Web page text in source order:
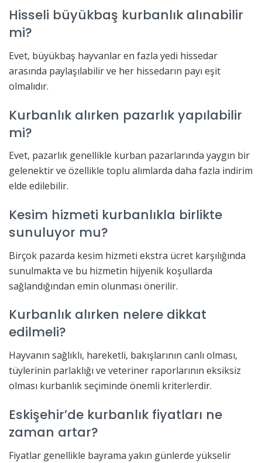
Hisseli büyükbaş kurbanlık alınabilir
mi?
Evet, büyükbaş hayvanlar en fazla yedi hissedar
arasında paylaşılabilir ve her hissedarın payı eşit
olmalıdır.
Kurbanlık alırken pazarlık yapılabilir
mi?
Evet, pazarlık genellikle kurban pazarlarında yaygın bir
gelenektir ve özellikle toplu alımlarda daha fazla indirim
elde edilebilir.
Kesim hizmeti kurbanlıkla birlikte
sunuluyor mu?
Birçok pazarda kesim hizmeti ekstra ücret karşılığında
sunulmakta ve bu hizmetin hijyenik koşullarda
sağlandığından emin olunması önerilir.
Kurbanlık alırken nelere dikkat
edilmeli?
Hayvanın sağlıklı, hareketli, bakışlarının canlı olması,
tüylerinin parlaklığı ve veteriner raporlarının eksiksiz
olması kurbanlık seçiminde önemli kriterlerdir.
Eskişehir’de kurbanlık fiyatları ne
zaman artar?
Fiyatlar genellikle bayrama yakın günlerde yükselir